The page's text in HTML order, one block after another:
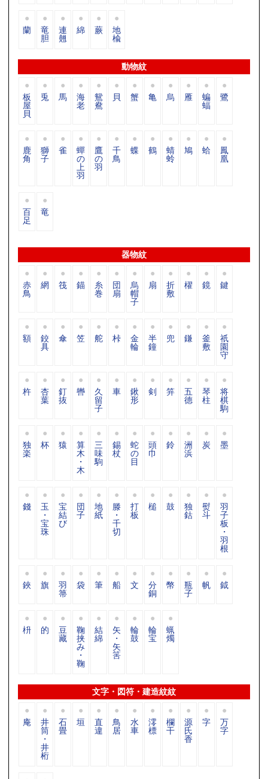
蘭 竜
胆
連
翹
綿 蕨 地
楡
動物紋
板
屋
貝
兎 馬 海
老
鴛
鴦
貝 蟹 亀 烏 雁 蝙
蝠
鷺
鹿
角
獅
子
雀 蟬
の
上
羽
鷹
の
羽
千
鳥
蝶 鶴 蜻
蛉
鳩 蛤 鳳
凰
百
足
竜
器物紋
赤
鳥
網 筏 錨 糸
巻
団
扇
烏
帽
子
扇 折
敷
櫂 鏡 鍵
額 鉸
具
傘 笠 舵 桛 金
輪
半
鐘
兜 鎌 釜
敷
祇
園
守
杵 杏
葉
釘
抜
轡 久
留
子
車 鍬
形
剣 笄 五
德
琴
柱
将
棋
駒
独
楽
杯 猿 算
木
・
木
三
味
駒
錫
杖
蛇
の
目
頭
巾
鈴 洲
浜
炭 墨
錢 玉
・
宝
珠
宝
結
び
団
子
地
紙
滕
・
千
切
打
板
槌 鼓 独
鈷
熨
斗
羽
子
板
・
羽
根
鋏 旗 羽
箒
袋 筆 船 文 分
銅
幣 瓶
子
帆 鉞
枡 的 豆
藏
鞠
挟
み
・
鞠
結
綿
矢
・
矢
筈
輪
鼓
輪
宝
蝋
燭
文字・図符・建造紋紋
庵 井
筒
・
井
桁
石
畳
垣 直
違
鳥
居
水
車
澪
標
欄
干
源
氏
香
字 万
字